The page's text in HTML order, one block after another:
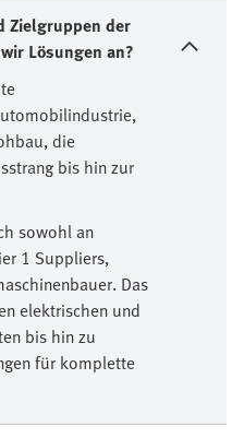
Zielgruppen der
Lösungen an?
die
bis hin zur
sowohl an
1 Suppliers,
Das
elektrischen und
bis hin zu
für komplette